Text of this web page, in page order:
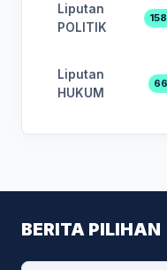
Liputan
POLITIK
Liputan
HUKUM
BERITA PILIHAN